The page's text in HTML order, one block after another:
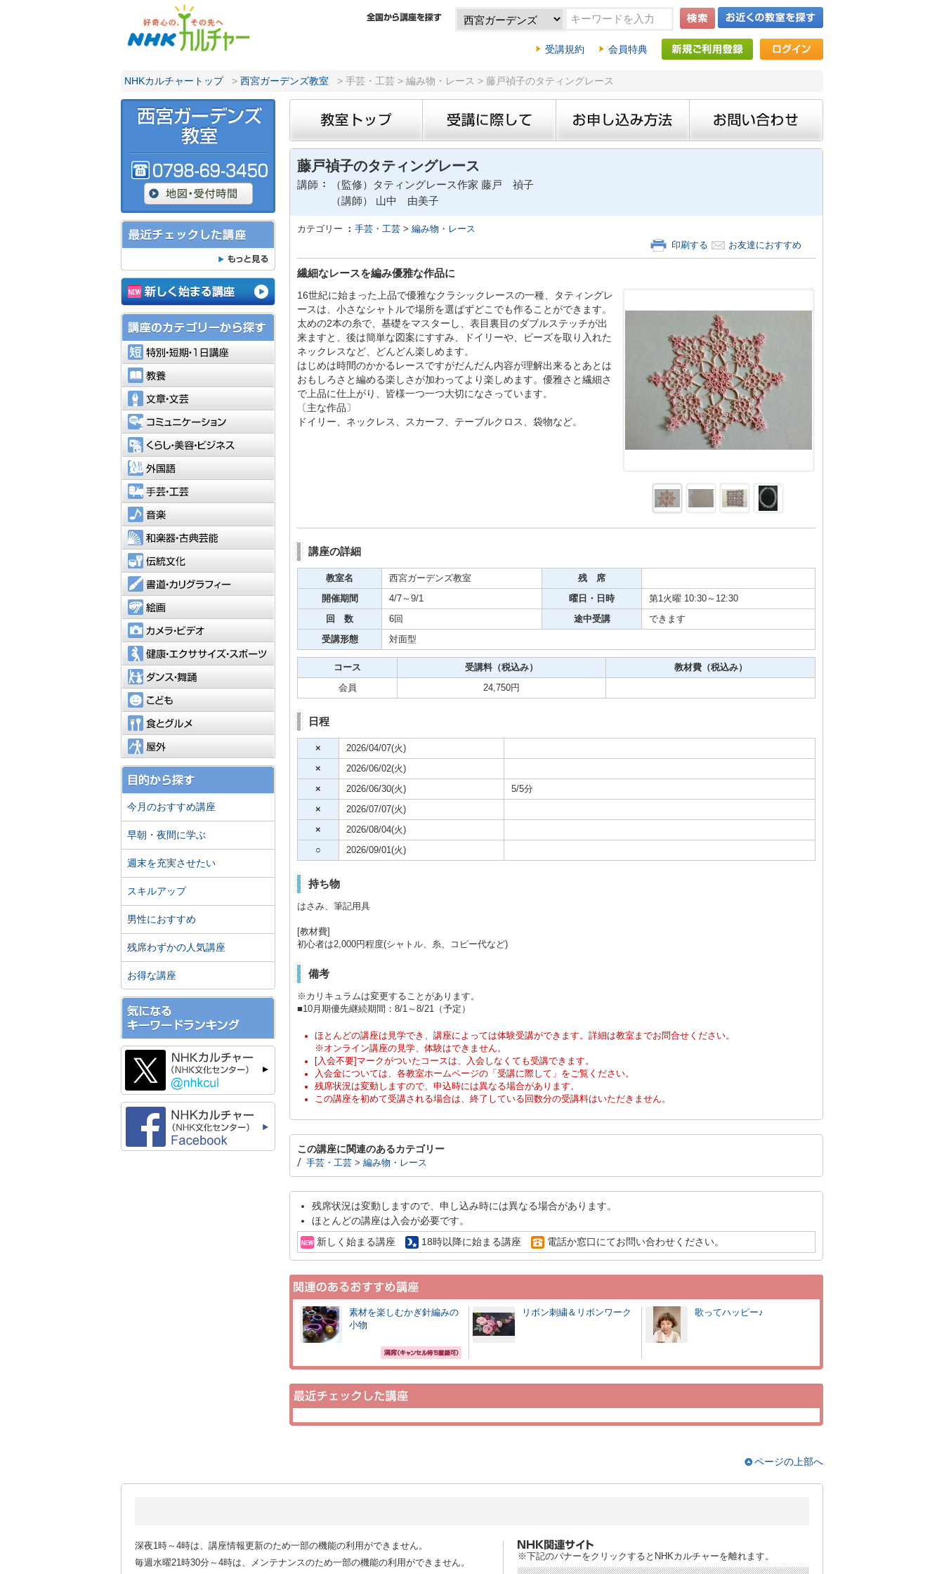
受講規約 会員特典
NHKカルチャートップ > 西宮ガーデンズ教室 > 手芸・工芸 > 編み物・レース > 藤戸禎子のタティングレース
藤戸禎子のタティングレース
講師
（監修）タティングレース作家 藤戸 禎子
（講師） 山中 由美子
カテゴリー 手芸・工芸> 編み物・レース
印刷する
お友達におすすめ
繊細なレースを編み優雅な作品に
16世紀に始まった上品で優雅なクラシックレースの一種、タティングレ
ースは、小さなシャトルで場所を選ばずどこでも作ることができます。
太めの2本の糸で、基礎をマスターし、表目裏目のダブルステッチが出
来ますと、後は簡単な図案にすすみ、ドイリーや、ビーズを取り入れた
ネックレスなど、どんどん楽しめます。
はじめは時間のかかるレースですがだんだん内容が理解出来るとあとは
おもしろさと編める楽しさが加わってより楽しめます。優雅さと繊細さ
で上品に仕上がり、皆様一つ一つ大切になさっています。
〔主な作品〕
ドイリー、ネックレス、スカーフ、テーブルクロス、袋物など。
講座の詳細
教室名 西宮ガーデンズ教室 残 席
開催期間 4/7～9/1 曜日・日時 第1火曜 10:30～12:30
回 数 6回 途中受講 できます
受講形態 対面型
コース 受講料（税込み） 教材費（税込み）
会員 24,750円
日程
× 2026/04/07(火)
× 2026/06/02(火)
× 2026/06/30(火) 5/5分
× 2026/07/07(火)
× 2026/08/04(火)
○ 2026/09/01(火)
持ち物
はさみ、筆記用具
[教材費]
初心者は2,000円程度(シャトル、糸、コピー代など)
備考
※カリキュラムは変更することがあります。
■10月期優先継続期間：8/1～8/21（予定）
ほとんどの講座は見学でき、講座によっては体験受講ができます。詳細は教室までお問合せください。
※オンライン講座の見学、体験はできません。
[入会不要]マークがついたコースは、入会しなくても受講できます。
入会金については、各教室ホームページの「受講に際して」をご覧ください。
残席状況は変動しますので、申込時には異なる場合があります。
この講座を初めて受講される場合は、終了している回数分の受講料はいただきません。
この講座に関連のあるカテゴリー
手芸・工芸> 編み物・レース
残席状況は変動しますので、申し込み時には異なる場合があります。
ほとんどの講座は入会が必要です。
新しく始まる講座
18時以降に始まる講座 電話か窓口にてお問い合わせください。
素材を楽しむかぎ針編みの
小物
リボン刺繍＆リボンワーク 歌ってハッピー♪
特別・短期・1日講座
文章・文芸
コミュニケーション
伝統文化
書道・カリグラフィー
カメラ・ビデオ
健康・エクササイズ・スポーツ
こども
食とグルメ
今月のおすすめ講座
早朝・夜間に学ぶ
週末を充実させたい
スキルアップ
男性におすすめ
残席わずかの人気講座
お得な講座
ページの上部へ
深夜1時～4時は、講座情報更新のため一部の機能の利用ができません。
毎週水曜21時30分～4時は、メンテナンスのため一部の機能の利用ができません。
※下記のバナーをクリックするとNHKカルチャーを離れます。